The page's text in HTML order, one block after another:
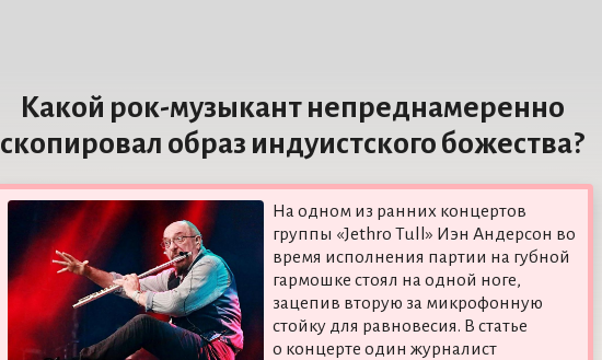
Какой рок-музыкант непреднамеренно
скопировал образ индуистского божества?
На одном из ранних концертов
группы «Jethro Tull» Иэн Андерсон во
время исполнения партии на губной
гармошке стоял на одной ноге,
зацепив вторую за микрофонную
стойку для равновесия. В статье
о концерте один журналист